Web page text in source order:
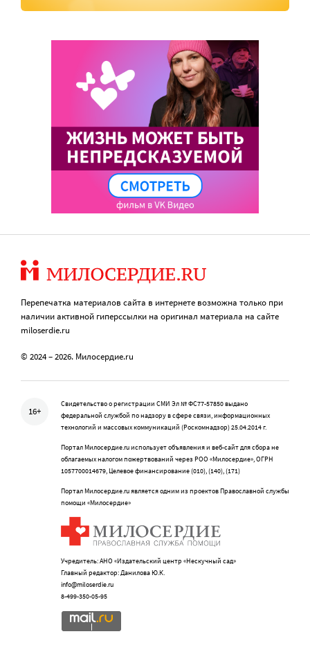
Перепечатка материалов сайта в интернете возможна только при
наличии активной гиперссылки на оригинал материала на сайте
miloserdie.ru
© 2024 – 2026. Милосердие.ru
16+
Свидетельство о регистрации СМИ Эл № ФС77-57850 выдано
федеральной службой по надзору в сфере связи, информационных
технологий и массовых коммуникаций (Роскомнадзор) 25.04.2014 г.
Портал Милосердие.ru использует объявления и веб-сайт для сбора не
облагаемых налогом пожертвований через РОО «Милосердие», ОГРН
1057700014679, Целевое финансирование (010), (140), (171)
Портал Милосердие.ru является одним из проектов Православной службы
помощи «Милосердие»
Учредитель: АНО «Издательский центр «Нескучный сад»
Главный редактор: Данилова Ю.К.
info@miloserdie.ru
8-499-350-05-95